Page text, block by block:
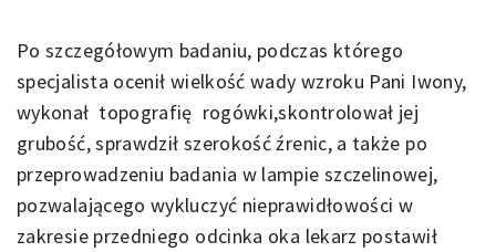
Po szczegółowym badaniu, podczas którego
specjalista ocenił wielkość wady wzroku Pani Iwony,
wykonał topografię rogówki,skontrolował jej
grubość, sprawdził szerokość źrenic, a także po
przeprowadzeniu badania w lampie szczelinowej,
pozwalającego wykluczyć nieprawidłowości w
zakresie przedniego odcinka oka lekarz postawił